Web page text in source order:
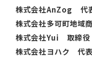
株式会社AnZog 代
株式会社多可町地域
株式会社Yui 取締役
株式会社ヨハク 代